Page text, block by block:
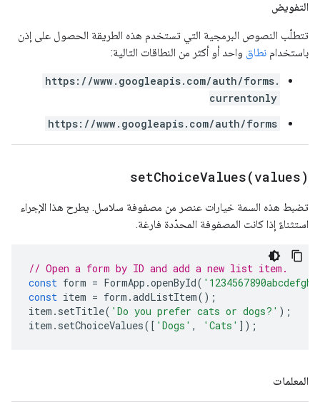
التفويض
تتطلّب النصوص البرمجية التي تستخدم هذه الطريقة الحصول على إذن
باستخدام نطاق واحد أو أكثر من النطاقات التالية:
https://www.googleapis.com/auth/forms.
currentonly
https://www.googleapis.com/auth/forms
setChoiceValues(values)
تضبط هذه السمة خيارات عنصر من مصفوفة سلاسل. يطرح هذا الإجراء
استثناءً إذا كانت المصفوفة المحدّدة فارغة.
// Open a form by ID and add a new list item.
const form = FormApp .openById(
const item = form .addListItem();
item . setTitle( 'Do you prefer cats or dogs?' );
item . setChoiceValues([ 'Dogs' , 'Cats' ]);
المعلمات